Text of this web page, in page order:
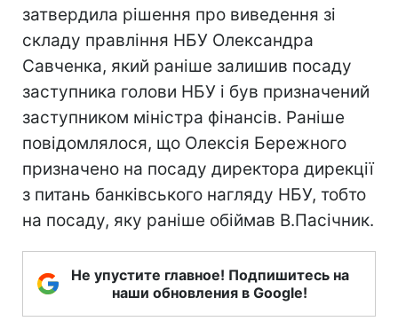
затвердила рішення про виведення зі
складу правління НБУ Олександра
Савченка, який раніше залишив посаду
заступника голови НБУ і був призначений
заступником міністра фінансів. Раніше
повідомлялося, що Олексія Бережного
призначено на посаду директора дирекції
з питань банківського нагляду НБУ, тобто
на посаду, яку раніше обіймав В.Пасічник.
Не упустите главное! Подпишитесь на
наши обновления в Google!